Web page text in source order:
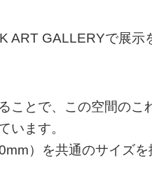
ART GALLERYで展
ことで、この空間の
います。
）を共通のサイズ